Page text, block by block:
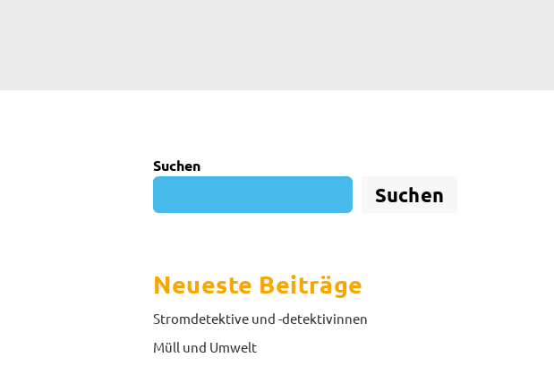
Suchen
Suchen
Neueste Beiträge
Stromdetektive und -detektivinnen
Müll und Umwelt